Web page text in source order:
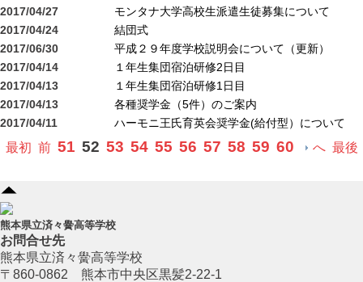
2017/04/27
モンタナ大学高校生派遣生徒募集について
2017/04/24
結団式
2017/06/30
平成２９年度学校説明会について（更新）
2017/04/14
１年生集団宿泊研修2日目
2017/04/13
１年生集団宿泊研修1日目
2017/04/13
各種奨学金（5件）のご案内
2017/04/11
ハーモニ王氏育英会奨学金(給付型）について
最初 前 51 52 53 54 55 56 57 58 59 60 へ 最後
熊本県立済々黌高等学校
お問合せ先
熊本県立済々黌高等学校
〒860-0862 熊本市中央区黒髪2-22-1